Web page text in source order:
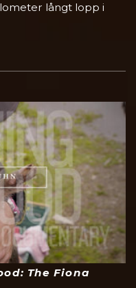
långt lopp i
The Fiona